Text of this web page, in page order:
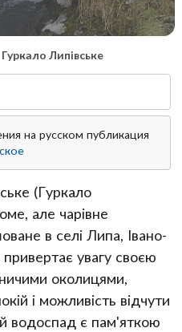
Гуркало Липівське
на русском публикация
(Гуркало
але чарівне
в селі Липа, Івано-
привертає увагу своєю
околицями,
і можливість відчути
водоспад є пам'яткою